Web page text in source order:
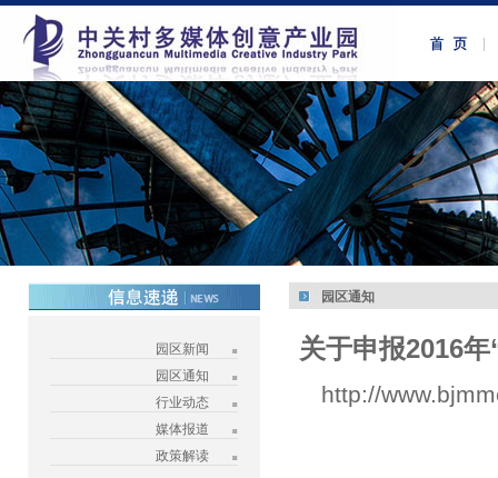
园区新闻
园区通知
行业动态
媒体报道
政策解读
园区通知
关于申报2016
http://